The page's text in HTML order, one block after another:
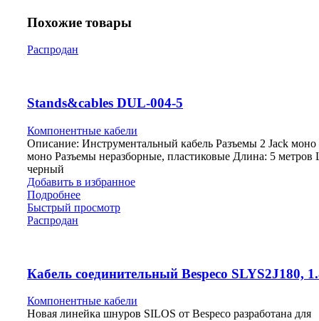
Похожие товары
Распродан
Stands&cables DUL-004-5
Компонентные кабели
Описание: Инструментальный кабель Разъемы 2 Jack моно
моно Разъемы неразборные, пластиковые Длина: 5 метров
черный
Добавить в избранное
Подробнее
Быстрый просмотр
Распродан
Кабель соединительный Bespeco SLYS2J180,
Компонентные кабели
Новая линейка шнуров SILOS от Bespeco разработана для